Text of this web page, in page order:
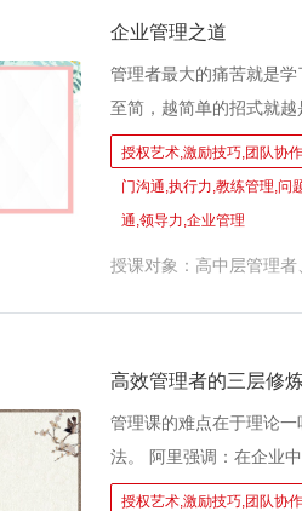
建是阿里的拿手绝活，
摸得着的东西。 本课程
了就会用了就有效的实
套见效最快的高效能管理
企业管理之道
管理者最大的痛苦就是
至简，越简单的招式就越
道的一定有“管理之道”
能力！ 马云说，阿里成
秘器，有传奇的“中供铁
巴巴人才资源部基于独
的管理者培训课程，这
全面截图阿里的管理之
坊”的独特形式讲管理、
管理课，快速帮助管理
效最快的高效能管理课！
授权艺术,激励技巧,团队协
门沟通,执行力,教练管理,问
通,领导力,企业管理
授课对象：高中层管理者
高效管理者的三层修
管理课的难点在于理论
法。 阿里强调：在企业
太多的理论和知识，关
授权艺术,激励技巧,团队协